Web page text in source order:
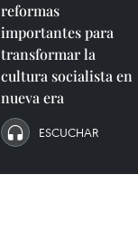
reformas
importantes para
transformar la
cultura socialista en
nueva era
ESCUCHAR